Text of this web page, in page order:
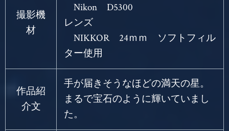
撮影機
材
Nikon D5300
レンズ
NIKKOR 24ｍｍ ソフトフィル
ター使用
作品紹
介文
手が届きそうなほどの満天の星。
まるで宝石のように輝いていまし
た。